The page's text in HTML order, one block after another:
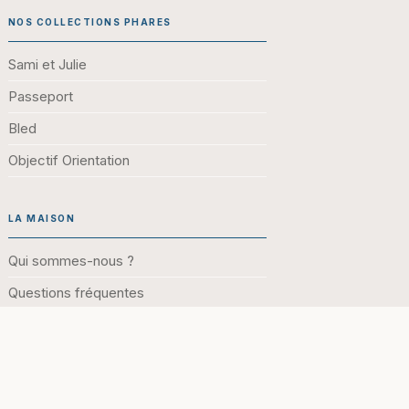
NOS COLLECTIONS PHARES
Sami et Julie
Passeport
Bled
Objectif Orientation
LA MAISON
Qui sommes-nous ?
Questions fréquentes